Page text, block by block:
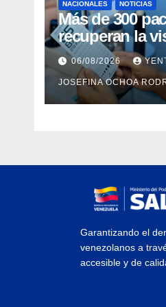
NACIONALES NOTICIAS
Más de 300
recuperan la
con cirugías
de cataratas en
06/08/2026
JOSEFINA OCHOA
Garantizando el
venezolanos a
accesible y de